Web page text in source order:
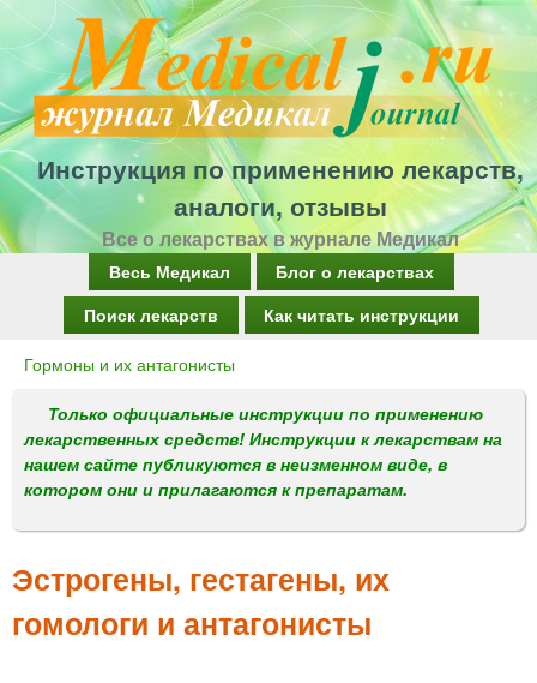
Перейти
к
основному
содержанию
Инструкция по применению лекарств,
аналоги, отзывы
Все о лекарствах в журнале Медикал
а
о
е
м
е
н
Весь Медикал
Блог о лекарствах
Поиск лекарств
Как читать инструкции
Вы
здесь
Гормоны и их антагонисты
Только официальные инструкции по применению
лекарственных средств! Инструкции к лекарствам на
нашем сайте публикуются в неизменном виде, в
котором они и прилагаются к препаратам.
Эстрогены, гестагены, их
гомологи и антагонисты